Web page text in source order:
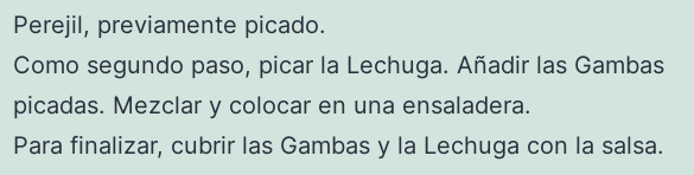
Perejil, previamente picado.
Como segundo paso, picar la Lechuga. Añadir las Gambas
picadas. Mezclar y colocar en una ensaladera.
Para finalizar, cubrir las Gambas y la Lechuga con la salsa.